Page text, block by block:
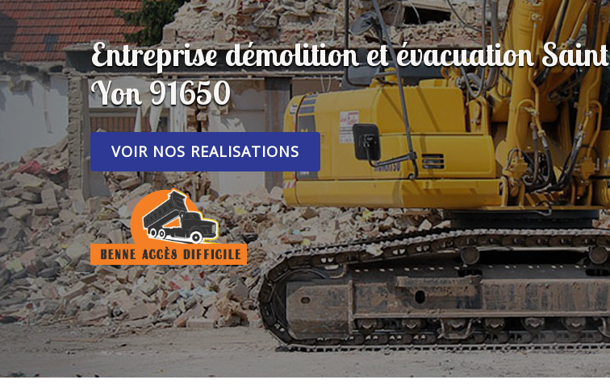
Entreprise démolition et évacuation Saint
Yon 91650
VOIR NOS REALISATIONS